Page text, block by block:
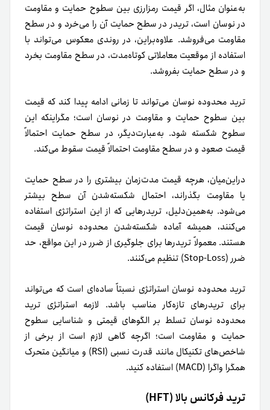
به‌عنوان مثال، اگر قیمت رمزارزی بین سطوح حمایت و مقاومت
در نوسان است، تریدر در سطح حمایت آن را می‌خرد و در سطح
مقاومت می‌فروشد. علاوه‌براین، در روندی معکوس می‌تواند با
استفاده از موقعیت معاملاتی کوتاه‌مدت، در سطح مقاومت بخرد
و در سطح حمایت بفروشد.
ترید محدوده نوسان می‌تواند تا زمانی‌ ادامه پیدا کند که قیمت
بین سطوح حمایت و مقاومت در نوسان است؛ مگر‌اینکه این
سطوح شکسته شود. به‌عبارت‌دیگر، در سطح حمایت احتمالاً
قیمت صعود و در سطح مقاومت احتمالاً قیمت سقوط می‌کند.
دراین‌میان، هرچه قیمت مدت‌زمان بیشتری را در سطح حمایت
یا مقاومت بگذراند، احتمال شکسته‌شدن آن سطح بیشتر
می‌شود. به‌همین‌دلیل، تریدرهایی که از این استراتژی استفاده
می‌کنند، همیشه آماده شکسته‌شدن محدوده نوسان قیمت
هستند. معمولاً تریدرها برای جلوگیری از ضرر در این مواقع، حد
ضرر (Stop-Loss) تنظیم می‌کنند.
ترید محدوده نوسان استراتژی نسبتاً ساده‌ای است که می‌تواند
برای تریدرهای تازه‌کار مناسب باشد. لازمه استراتژی ترید
محدوده نوسان تسلط بر الگوهای قیمتی و شناسایی سطوح
حمایت و مقاومت است؛ اگرچه گاهی لازم است از برخی از
شاخص‌های تکنیکال مانند قدرت نسبی (RSI) و میانگین متحرک
همگرا واگرا (MACD) استفاده کنید.
ترید فرکانس بالا (HFT)